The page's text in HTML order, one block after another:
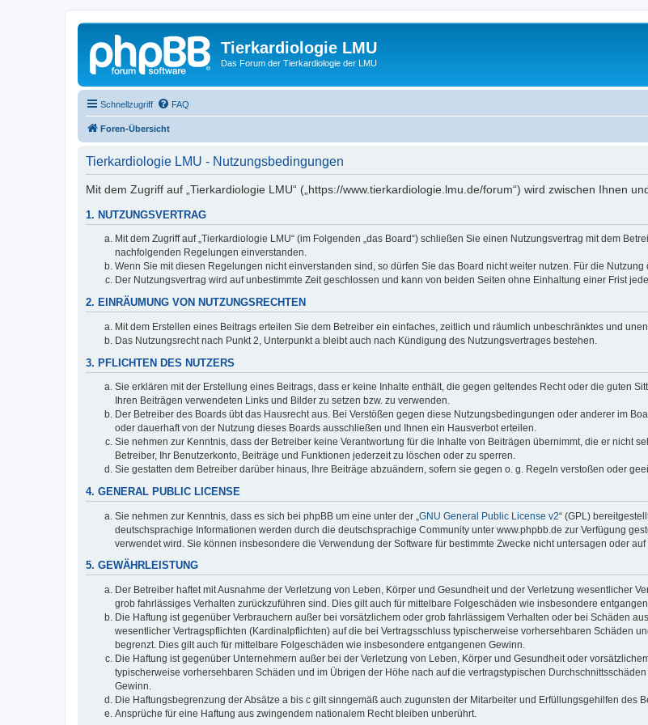
Tierkardiologie LMU
Das Forum der Tierkardiologie der LMU
Schnellzugriff FAQ
Foren-Übersicht
Tierkardiologie LMU - Nutzungsbedingungen
Mit dem Zugriff auf „Tierkardiologie LMU“ („https://www.tierkardiologie.lmu.de/forum“) wird zwischen Ihnen
1. NUTZUNGSVERTRAG
Mit dem Zugriff auf „Tierkardiologie LMU“ (im Folgenden „das Board“) schließen Sie einen Nutzungsvertrag mit dem
nachfolgenden Regelungen einverstanden.
Wenn Sie mit diesen Regelungen nicht einverstanden sind, so dürfen Sie das Board nicht weiter nutzen. Für die
Der Nutzungsvertrag wird auf unbestimmte Zeit geschlossen und kann von beiden Seiten ohne Einhaltung einer Frist
2. EINRÄUMUNG VON NUTZUNGSRECHTEN
Mit dem Erstellen eines Beitrags erteilen Sie dem Betreiber ein einfaches, zeitlich und räumlich unbeschränktes und
Das Nutzungsrecht nach Punkt 2, Unterpunkt a bleibt auch nach Kündigung des Nutzungsvertrages bestehen.
3. PFLICHTEN DES NUTZERS
Sie erklären mit der Erstellung eines Beitrags, dass er keine Inhalte enthält, die gegen geltendes Recht oder die guten
Ihren Beiträgen verwendeten Links und Bilder zu setzen bzw. zu verwenden.
Der Betreiber des Boards übt das Hausrecht aus. Bei Verstößen gegen diese Nutzungsbedingungen oder anderer im
oder dauerhaft von der Nutzung dieses Boards ausschließen und Ihnen ein Hausverbot erteilen.
Sie nehmen zur Kenntnis, dass der Betreiber keine Verantwortung für die Inhalte von Beiträgen übernimmt, die er nicht
Betreiber, Ihr Benutzerkonto, Beiträge und Funktionen jederzeit zu löschen oder zu sperren.
Sie gestatten dem Betreiber darüber hinaus, Ihre Beiträge abzuändern, sofern sie gegen o. g. Regeln verstoßen oder
4. GENERAL PUBLIC LICENSE
Sie nehmen zur Kenntnis, dass es sich bei phpBB um eine unter der „ GNU General Public License v2“ (GPL)
deutschsprachige Informationen werden durch die deutschsprachige Community unter www.phpbb.de zur Verfügung
verwendet wird. Sie können insbesondere die Verwendung der Software für bestimmte Zwecke nicht untersagen oder
5. GEWÄHRLEISTUNG
Der Betreiber haftet mit Ausnahme der Verletzung von Leben, Körper und Gesundheit und der Verletzung wesentlicher
grob fahrlässiges Verhalten zurückzuführen sind. Dies gilt auch für mittelbare Folgeschäden wie insbesondere
Die Haftung ist gegenüber Verbrauchern außer bei vorsätzlichem oder grob fahrlässigem Verhalten oder bei Schäden
wesentlicher Vertragspflichten (Kardinalpflichten) auf die bei Vertragsschluss typischerweise vorhersehbaren Schäden
begrenzt. Dies gilt auch für mittelbare Folgeschäden wie insbesondere entgangenen Gewinn.
Die Haftung ist gegenüber Unternehmern außer bei der Verletzung von Leben, Körper und Gesundheit oder
typischerweise vorhersehbaren Schäden und im Übrigen der Höhe nach auf die vertragstypischen
Gewinn.
Die Haftungsbegrenzung der Absätze a bis c gilt sinngemäß auch zugunsten der Mitarbeiter und Erfüllungsgehilfen des
Ansprüche für eine Haftung aus zwingendem nationalem Recht bleiben unberührt.